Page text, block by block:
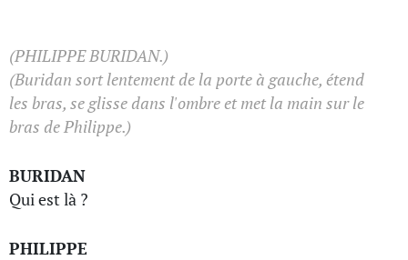
(PHILIPPE BURIDAN.)
(Buridan sort lentement de la porte à gauche, étend
les bras, se glisse dans l'ombre et met la main sur le
bras de Philippe.)
BURIDAN
Qui est là ?
PHILIPPE